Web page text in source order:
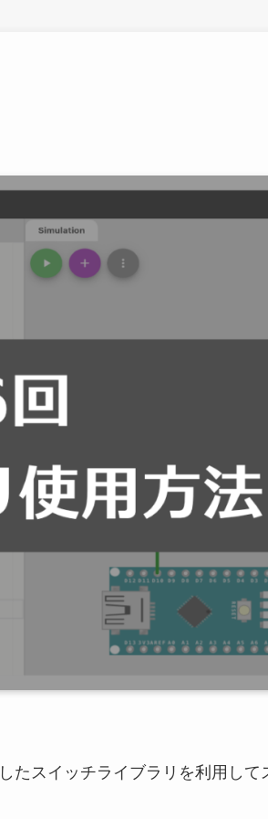
たスイッチライブラリを利用して